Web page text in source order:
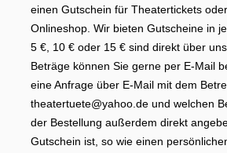
einen Gutschein für Theatertickets
Onlineshop. Wir bieten Gutscheine in
5 €, 10 € oder 15 € sind direkt über
Beträge können Sie gerne per E-Mail
eine Anfrage über E-Mail mit dem
theatertuete@yahoo.de und welchen
der Bestellung außerdem direkt
Gutschein ist, so wie einen